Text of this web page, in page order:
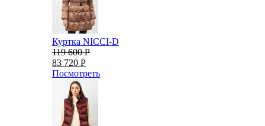
Куртка NICCI-D
119 600 Р
83 720 Р
Посмотреть